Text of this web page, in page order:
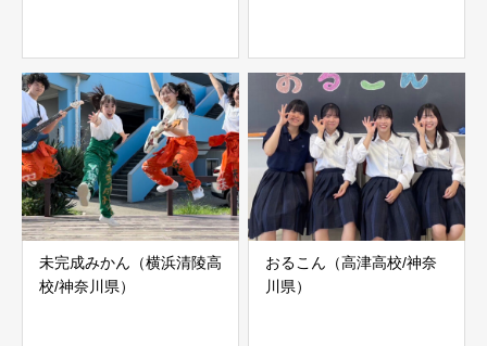
未完成みかん（横浜清陵高
校/神奈川県）
おるこん（高津高校/神奈
川県）